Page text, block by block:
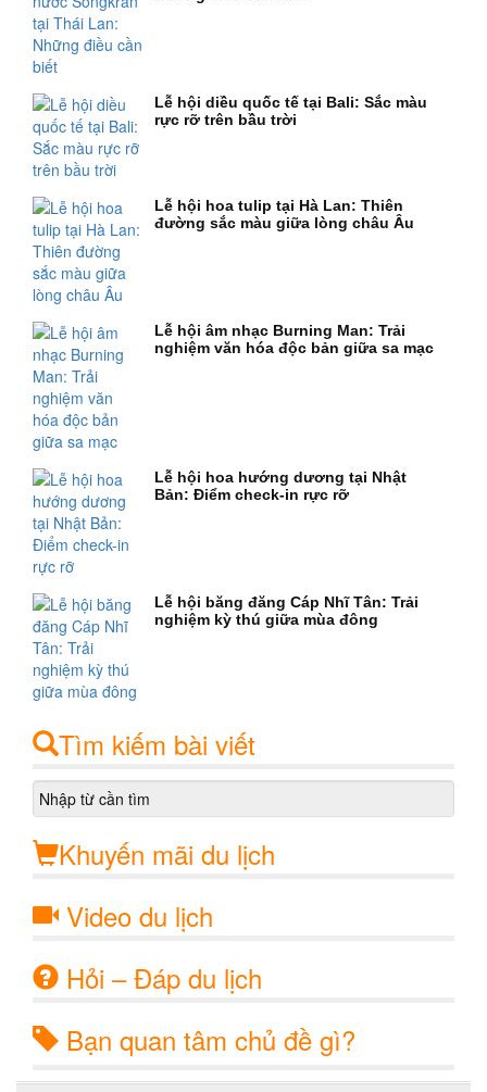
Lễ hội diều quốc tế tại Bali: Sắc màu
rực rỡ trên bầu trời
Lễ hội hoa tulip tại Hà Lan: Thiên
đường sắc màu giữa lòng châu Âu
Lễ hội âm nhạc Burning Man: Trải
nghiệm văn hóa độc bản giữa sa mạc
Lễ hội hoa hướng dương tại Nhật
Bản: Điểm check-in rực rỡ
Lễ hội băng đăng Cáp Nhĩ Tân: Trải
nghiệm kỳ thú giữa mùa đông
Tìm kiếm bài viết
Khuyến mãi du lịch
Video du lịch
Hỏi – Đáp du lịch
Bạn quan tâm chủ đề gì?